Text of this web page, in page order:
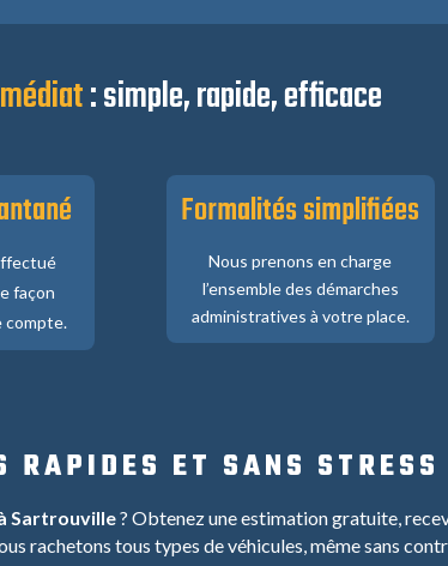
: simple, rapide, efficace
façon
compte.
Formalités simplifiées
Nous prenons en charge
l’ensemble des démarches
administratives à votre place.
RAPIDES ET SANS STRESS
Sartrouville? Obtenez une estimation gratuite,
rachetons tous types de véhicules, même sans